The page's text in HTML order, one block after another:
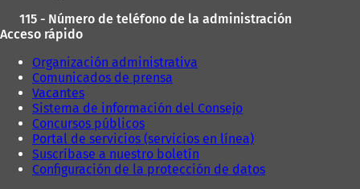
p
115 - Número de teléfono de la administración
Acceso rápido
Organización administrativa
Comunicados de prensa
Vacantes
Sistema de información del Consejo
Concursos públicos
Portal de servicios (servicios en línea)
Suscríbase a nuestro boletín
Configuración de la protección de datos